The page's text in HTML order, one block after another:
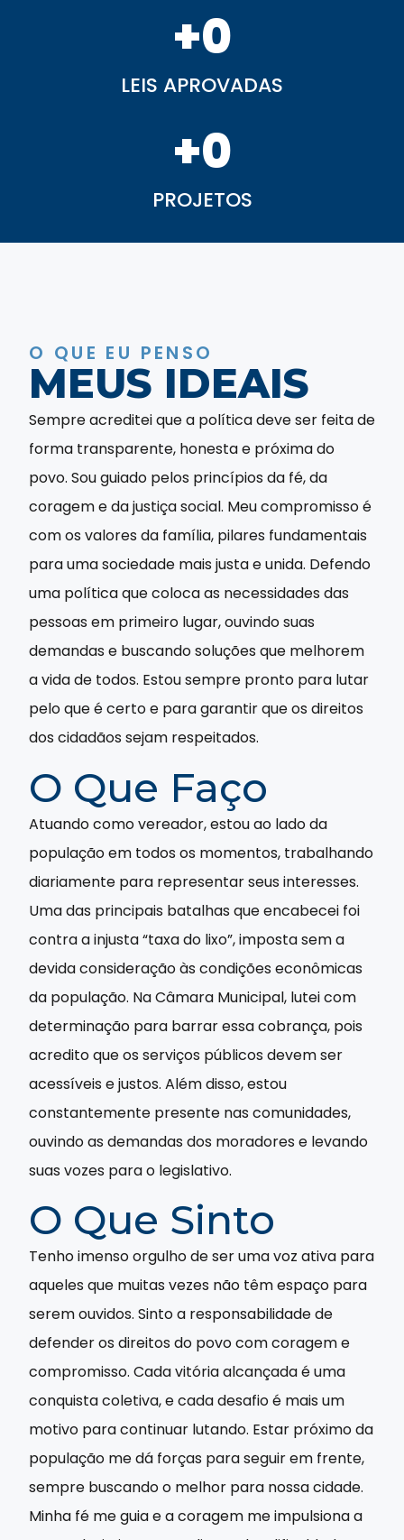
LEIS APROVADAS
+0
PROJETOS
+0
O QUE EU PENSO
MEUS IDEAIS
Sempre acreditei que a política deve ser feita de
forma transparente, honesta e próxima do
povo. Sou guiado pelos princípios da fé, da
coragem e da justiça social. Meu compromisso é
com os valores da família, pilares fundamentais
para uma sociedade mais justa e unida. Defendo
uma política que coloca as necessidades das
pessoas em primeiro lugar, ouvindo suas
demandas e buscando soluções que melhorem
a vida de todos. Estou sempre pronto para lutar
pelo que é certo e para garantir que os direitos
dos cidadãos sejam respeitados.
O Que Faço
Atuando como vereador, estou ao lado da
população em todos os momentos, trabalhando
diariamente para representar seus interesses.
Uma das principais batalhas que encabecei foi
contra a injusta “taxa do lixo”, imposta sem a
devida consideração às condições econômicas
da população. Na Câmara Municipal, lutei com
determinação para barrar essa cobrança, pois
acredito que os serviços públicos devem ser
acessíveis e justos. Além disso, estou
constantemente presente nas comunidades,
ouvindo as demandas dos moradores e levando
suas vozes para o legislativo.
O Que Sinto
Tenho imenso orgulho de ser uma voz ativa para
aqueles que muitas vezes não têm espaço para
serem ouvidos. Sinto a responsabilidade de
defender os direitos do povo com coragem e
compromisso. Cada vitória alcançada é uma
conquista coletiva, e cada desafio é mais um
motivo para continuar lutando. Estar próximo da
população me dá forças para seguir em frente,
sempre buscando o melhor para nossa cidade.
Minha fé me guia e a coragem me impulsiona a